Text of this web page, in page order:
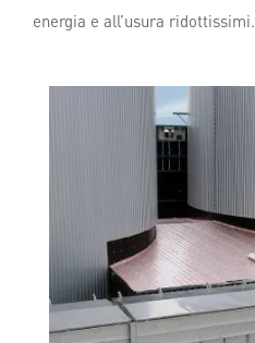
energia e all’usura ridottissimi.